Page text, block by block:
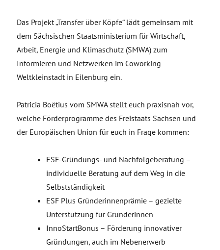
Das Projekt „Transfer über Köpfe“ lädt gemeinsam mit
dem Sächsischen Staatsministerium für Wirtschaft,
Arbeit, Energie und Klimaschutz (SMWA) zum
Informieren und Netzwerken im Coworking
Weltkleinstadt in Eilenburg ein.
Patricia Boëtius vom SMWA stellt euch praxisnah vor,
welche Förderprogramme des Freistaats Sachsen und
der Europäischen Union für euch in Frage kommen:
ESF-Gründungs- und Nachfolgeberatung –
individuelle Beratung auf dem Weg in die
Selbstständigkeit
ESF Plus Gründerinnenprämie – gezielte
Unterstützung für Gründerinnen
InnoStartBonus – Förderung innovativer
Gründungen, auch im Nebenerwerb